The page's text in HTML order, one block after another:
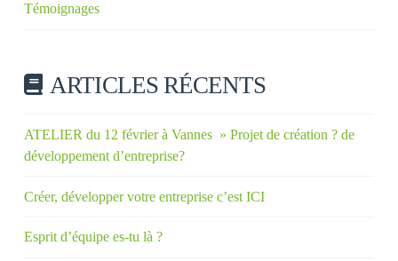
Témoignages
ARTICLES RÉCENTS
ATELIER du 12 février à Vannes » Projet de création ? de
développement d’entreprise?
Créer, développer votre entreprise c’est ICI
Esprit d’équipe es-tu là ?